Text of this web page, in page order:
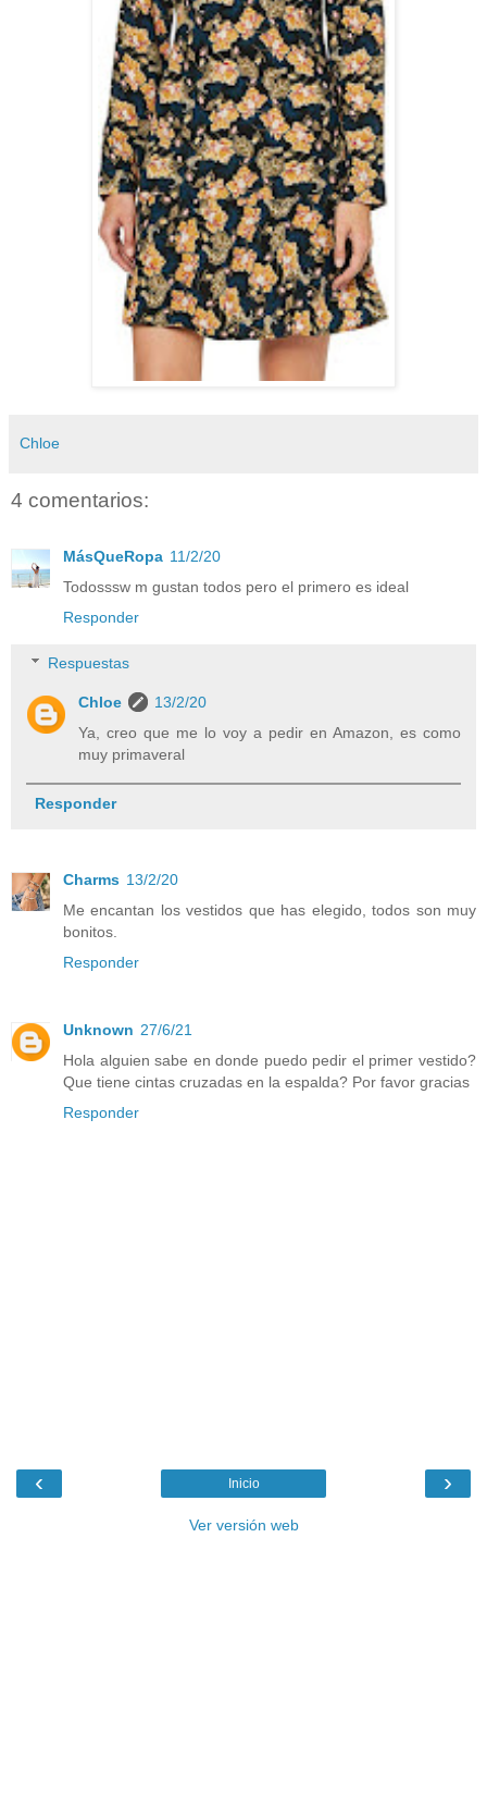
Chloe
4 comentarios:
MásQueRopa 11/2/20
Todosssw m gustan todos pero el primero es ideal
Responder
Respuestas
Chloe
13/2/20
Ya, creo que me lo voy a pedir en Amazon, es como
muy primaveral
Responder
Charms 13/2/20
Me encantan los vestidos que has elegido, todos son muy
bonitos.
Responder
Unknown 27/6/21
Hola alguien sabe en donde puedo pedir el primer vestido?
Que tiene cintas cruzadas en la espalda? Por favor gracias
Responder
‹ ›
Inicio
Ver versión web